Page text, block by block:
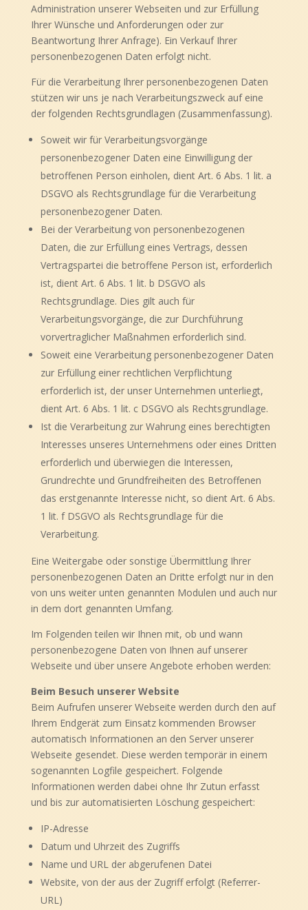
Administration unserer Webseiten und zur Erfüllung
Ihrer Wünsche und Anforderungen oder zur
Beantwortung Ihrer Anfrage). Ein Verkauf Ihrer
personenbezogenen Daten erfolgt nicht.
Für die Verarbeitung Ihrer personenbezogenen Daten
stützen wir uns je nach Verarbeitungszweck auf eine
der folgenden Rechtsgrundlagen (Zusammenfassung).
Soweit wir für Verarbeitungsvorgänge
personenbezogener Daten eine Einwilligung der
betroffenen Person einholen, dient Art. 6 Abs. 1 lit. a
DSGVO als Rechtsgrundlage für die Verarbeitung
personenbezogener Daten.
Bei der Verarbeitung von personenbezogenen
Daten, die zur Erfüllung eines Vertrags, dessen
Vertragspartei die betroffene Person ist, erforderlich
ist, dient Art. 6 Abs. 1 lit. b DSGVO als
Rechtsgrundlage. Dies gilt auch für
Verarbeitungsvorgänge, die zur Durchführung
vorvertraglicher Maßnahmen erforderlich sind.
Soweit eine Verarbeitung personenbezogener Daten
zur Erfüllung einer rechtlichen Verpflichtung
erforderlich ist, der unser Unternehmen unterliegt,
dient Art. 6 Abs. 1 lit. c DSGVO als Rechtsgrundlage.
Ist die Verarbeitung zur Wahrung eines berechtigten
Interesses unseres Unternehmens oder eines Dritten
erforderlich und überwiegen die Interessen,
Grundrechte und Grundfreiheiten des Betroffenen
das erstgenannte Interesse nicht, so dient Art. 6 Abs.
1 lit. f DSGVO als Rechtsgrundlage für die
Verarbeitung.
Eine Weitergabe oder sonstige Übermittlung Ihrer
personenbezogenen Daten an Dritte erfolgt nur in den
von uns weiter unten genannten Modulen und auch nur
in dem dort genannten Umfang.
Im Folgenden teilen wir Ihnen mit, ob und wann
personenbezogene Daten von Ihnen auf unserer
Webseite und über unsere Angebote erhoben werden:
Beim Besuch unserer Website
Beim Aufrufen unserer Webseite werden durch den auf
Ihrem Endgerät zum Einsatz kommenden Browser
automatisch Informationen an den Server unserer
Webseite gesendet. Diese werden temporär in einem
sogenannten Logfile gespeichert. Folgende
Informationen werden dabei ohne Ihr Zutun erfasst
und bis zur automatisierten Löschung gespeichert:
IP-Adresse
Datum und Uhrzeit des Zugriffs
Name und URL der abgerufenen Datei
Website, von der aus der Zugriff erfolgt (Referrer-
URL)